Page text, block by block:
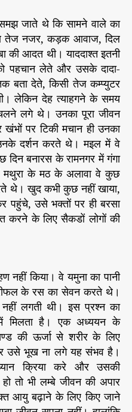
जाते थे कि सामने वाले का
तेज नजर, कड़क आवाज, दिल
की आदत थी। याददाश्त इतनी
पहचान लेते और उसके दादा-
बता देते, किसी तेज कम्प्युटर
लेकिन देह त्याहगने के समय
लगे थे। उनका पूरा जीवन
पर टिकी मचान ही उनका
दर्शन करते थे। मइल में वे
बनारस के रामनगर में गंगा
मथुरा के मठ के अलावा वे कुछ
थे। खुद कभी कुछ नहीं खाया,
उसे भक्तों पर ही बरसा
करने के लिए सैकडों लोगों की
नहीं किया। वे यमुना का पानी
के रस का सेवन करते थे।
लगती थी। इस प्रश्न का
में मिलता है। एक अध्ययन के
की ऊर्जा से शरीर के लिए
उसे भूख ना लगे यह संभव है।
क्रिया करे और उसकी
तो भी लम्बे जीवन की अपार
आयु बढ़ाने के लिए किए जाने